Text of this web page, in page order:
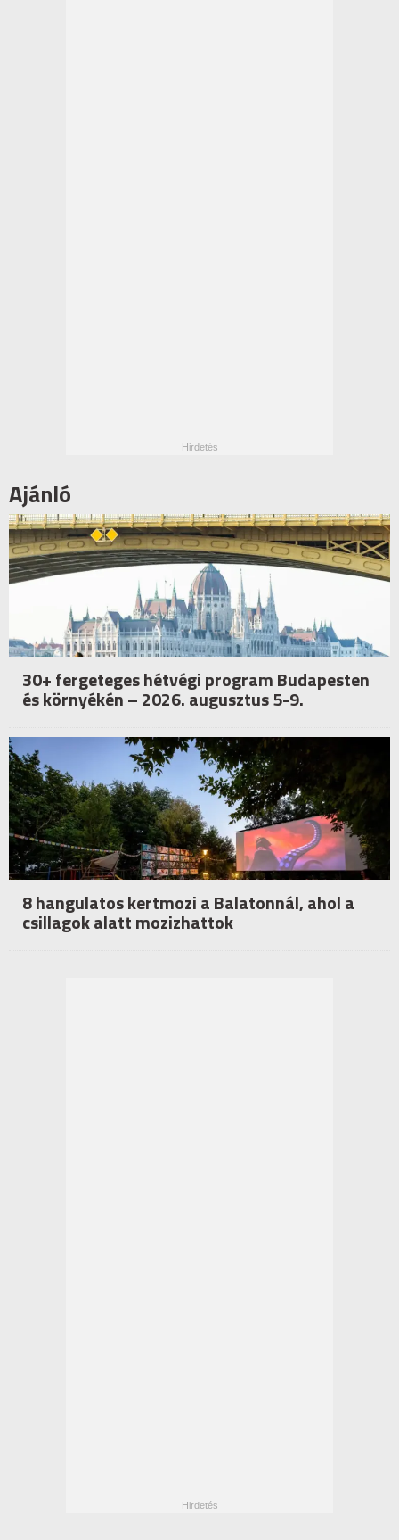
Ajánló
30+ fergeteges hétvégi program Budapesten
és környékén – 2026. augusztus 5-9.
8 hangulatos kertmozi a Balatonnál, ahol a
csillagok alatt mozizhattok